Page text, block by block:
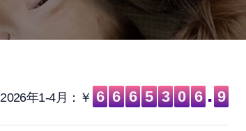
2026年1-4月：￥ 6 6 6 5 3 0 6 . 9